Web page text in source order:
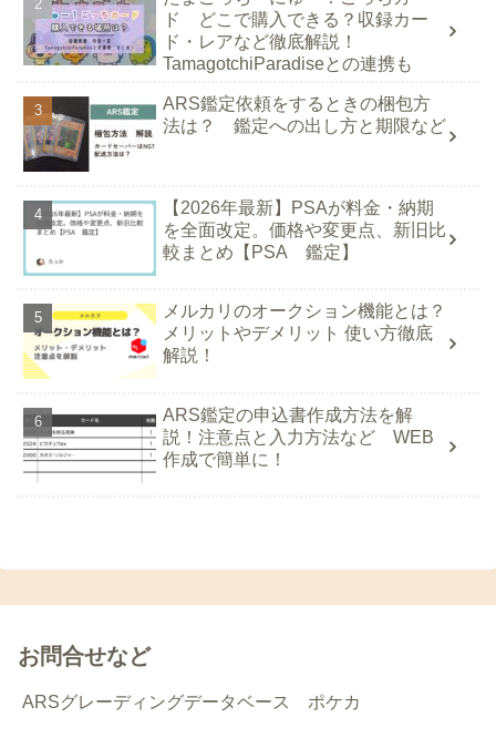
ド どこで購入できる？収録カー
ド・レアなど徹底解説！
TamagotchiParadiseとの連携も
ARS鑑定依頼をするときの梱包方
法は？ 鑑定への出し方と期限など
【2026年最新】PSAが料金・納期
を全面改定。価格や変更点、新旧比
較まとめ【PSA 鑑定】
メルカリのオークション機能とは？
メリットやデメリット 使い方徹底
解説！
ARS鑑定の申込書作成方法を解
説！注意点と入力方法など WEB
作成で簡単に！
お問合せなど
ARSグレーディングデータベース ポケカ